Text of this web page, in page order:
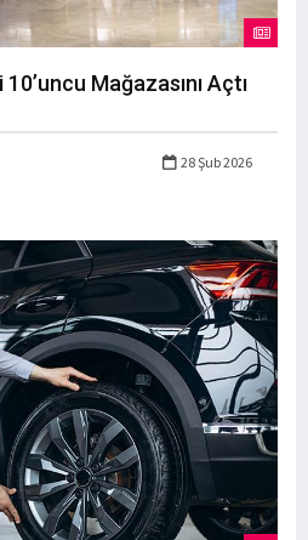
Mağazasını Açtı
28 Şub 2026